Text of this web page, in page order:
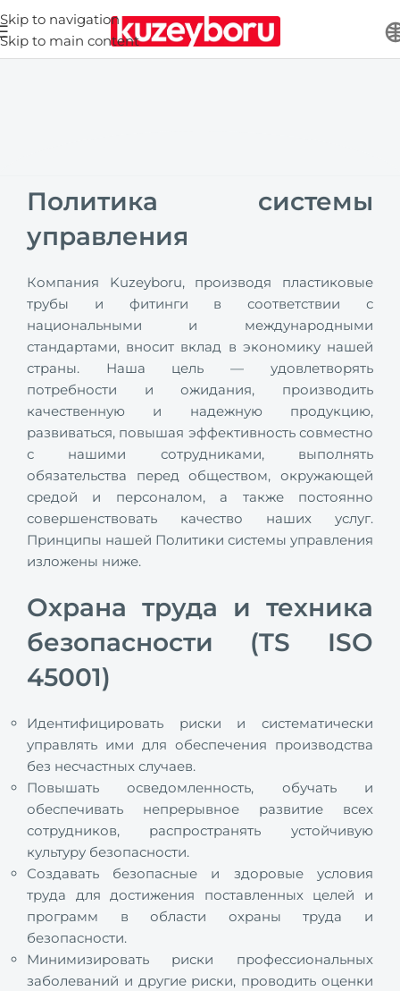
Skip to navigation
Skip to main content
Политика системы
управления
Компания Kuzeyboru, производя пластиковые
трубы и фитинги в соответствии с
национальными и международными
стандартами, вносит вклад в экономику нашей
страны. Наша цель — удовлетворять
потребности и ожидания, производить
качественную и надежную продукцию,
развиваться, повышая эффективность совместно
с нашими сотрудниками, выполнять
обязательства перед обществом, окружающей
средой и персоналом, а также постоянно
совершенствовать качество наших услуг.
Принципы нашей Политики системы управления
изложены ниже.
Охрана труда и техника
безопасности (TS ISO
45001)
Идентифицировать риски и систематически
управлять ими для обеспечения производства
без несчастных случаев.
Повышать осведомленность, обучать и
обеспечивать непрерывное развитие всех
сотрудников, распространять устойчивую
культуру безопасности.
Создавать безопасные и здоровые условия
труда для достижения поставленных целей и
программ в области охраны труда и
безопасности.
Минимизировать риски профессиональных
заболеваний и другие риски, проводить оценки